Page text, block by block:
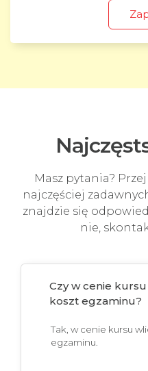
Masz pytania?
najczęściej
znajdzie się
nie,
Czy w cenie
koszt egzaminu?
Tak, w cenie kursu
egzaminu.